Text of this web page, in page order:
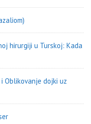
hirurgiji u Turskoj: Kada
Oblikovanje dojki uz